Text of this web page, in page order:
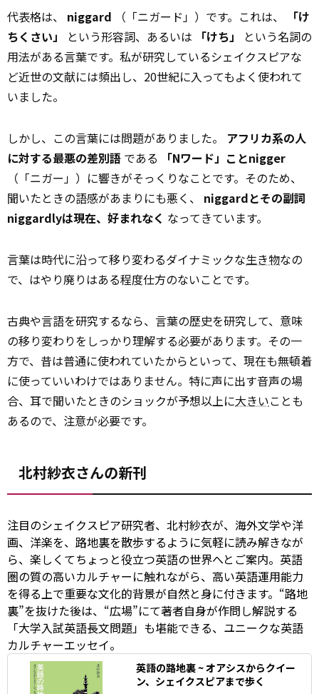
代表格は、 niggard （「ニガード」）です。これは、
「け
ちくさい」
という形容詞、あるいは 「けち」
という名詞の
用法がある言葉です。私が研究しているシェイクスピアな
ど近世の文献には頻出し、20世紀に入ってもよく使われて
いました。
しかし、この言葉には問題がありました。 アフリカ系の人
に対する最悪の差別語 である
「Nワード」ことnigger
（「ニガー」）に響きがそっくりなことです。そのため、
聞いたときの語感があまりにも悪く、 niggardとその副詞
niggardlyは現在、好まれなく なってきています。
言葉は時代に沿って移り変わるダイナミックな生き物なの
で、はやり廃りはある程度仕方のないことです。
古典や言語を研究するなら、言葉の歴史を研究して、意味
の移り変わりをしっかり理解する必要があります。その一
方で、昔は普通に使われていたからといって、現在も無頓着
に使っていいわけではありません。特に声に出す音声の場
合、耳で聞いたときのショックが予想以上に大きいことも
あるので、注意が必要です。
北村紗衣さんの新刊
注目のシェイクスピア研究者、北村紗衣が、海外文学や洋
画、洋楽を、路地裏を散歩するように気軽に読み解きなが
ら、楽しくてちょっと役立つ英語の世界へとご案内。英語
圏の質の高いカルチャーに触れながら、高い英語運用能力
を得る上で重要な文化的背景が自然と身に付きます。“路地
裏”を抜けた後は、“広場”にて著者自身が作問し解説する
「大学入試英語長文問題」も堪能できる、ユニークな英語
カルチャーエッセイ。
英語の路地裏 ~ オアシスからクイー
ン、シェイクスピアまで歩く